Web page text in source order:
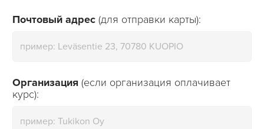
Почтовый адрес (для отправки карты):
Организация (если организация оплачивает
курс):